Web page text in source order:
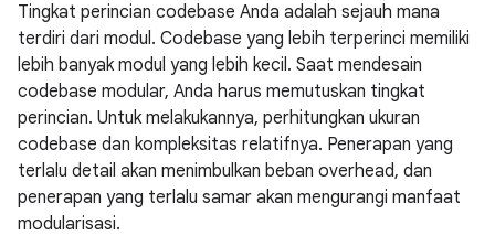
Tingkat perincian codebase Anda adalah sejauh mana
terdiri dari modul. Codebase yang lebih terperinci memiliki
lebih banyak modul yang lebih kecil. Saat mendesain
codebase modular, Anda harus memutuskan tingkat
perincian. Untuk melakukannya, perhitungkan ukuran
codebase dan kompleksitas relatifnya. Penerapan yang
terlalu detail akan menimbulkan beban overhead, dan
penerapan yang terlalu samar akan mengurangi manfaat
modularisasi.